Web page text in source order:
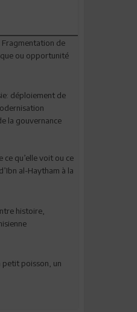
Fragmentation de
ou opportunité
déploiement de
la gouvernance
ce qu’elle voit ou ce
al-Haytham à la
histoire,
petit poisson, un